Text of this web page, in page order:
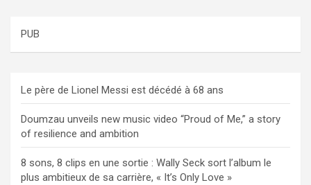
PUB
Le père de Lionel Messi est décédé à 68 ans
Doumzau unveils new music video “Proud of Me,” a story
of resilience and ambition
8 sons, 8 clips en une sortie : Wally Seck sort l’album le
plus ambitieux de sa carrière, « It’s Only Love »